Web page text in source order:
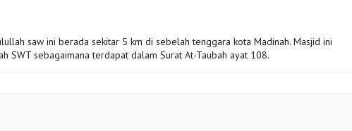
saw ini berada sekitar 5 km di sebelah tenggara kota Madinah. Masjid ini
SWT sebagaimana terdapat dalam Surat At-Taubah ayat 108.